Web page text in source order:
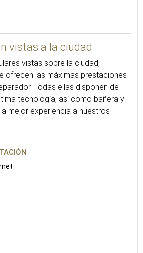
vistas a la ciudad
vistas sobre la ciudad,
ofrecen las máximas prestaciones
Todas ellas disponen de
tecnología, así como bañera y
mejor experiencia a nuestros